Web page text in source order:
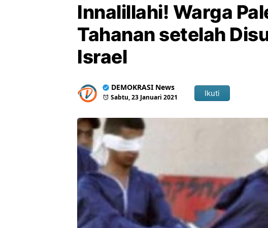
Innalillahi! Warga
Tahanan setelah
Israel
DEMOKRASI News
Sabtu, 23 Januari 2021 Ikuti